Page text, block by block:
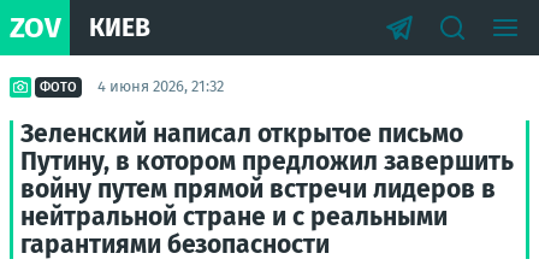
ZOV КИЕВ
ФОТО 4 июня 2026, 21:32
Зеленский написал открытое письмо
Путину, в котором предложил завершить
войну путем прямой встречи лидеров в
нейтральной стране и с реальными
гарантиями безопасности